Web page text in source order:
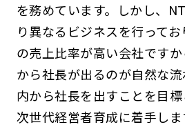
を務めています。しかし、
り異なるビジネスを行って
の売上比率が高い会社です
から社長が出るのが自然な
内から社長を出すことを目
次世代経営者育成に着手しま